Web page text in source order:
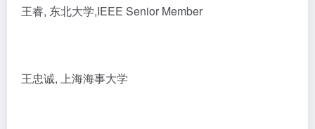
王睿, 东北大学,IEEE Senior Member
王忠诚, 上海海事大学